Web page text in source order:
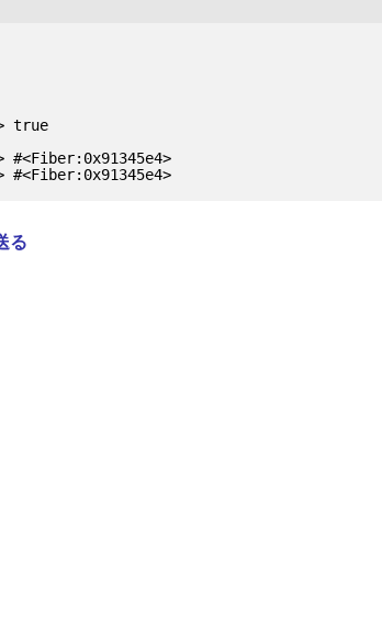
true
p Fiber.current # => #<Fiber:0x91345e4>
る